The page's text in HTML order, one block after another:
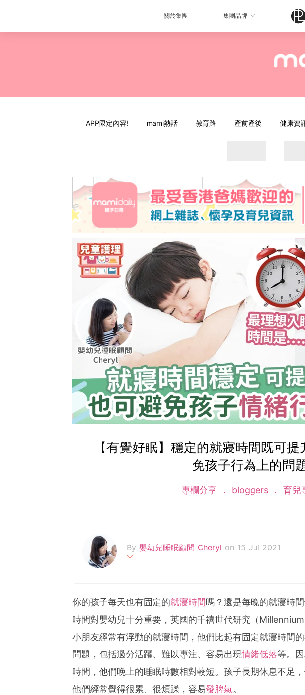
關於集團 集團品牌
APP限定內容! mami熱話 教育路 產前產後 健康資
【有覺好眠】穩定的就寢時間既可
免孩子行為上的問
專欄分享 bloggers 育兒
By 嬰幼兒睡眠顧問 Cheryl on 15 Jul 2021
協助父母解決嬰幼兒睡眠問題，提升小朋友和父
s://fb.me/jovial.sleepers ; IG: jovialsleepers
你的孩子每天也有固定的就寢時間嗎？還是每晚的就寢時
時間對嬰幼兒十分重要，英國的千禧世代研究（
小朋友經常有浮動的就寢時間，他們比起有固定就寢時間
問題，包括過分活躍、難以專注、容易出現情緒低落等。
時間，他們晚上的睡眠時數相對較短。孩子長期休息不足
他們經常覺得很累、很煩躁，容易發脾氣。